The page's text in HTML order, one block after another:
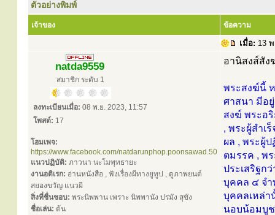
ตัวอย่างพิมพ์
เจ้าของ ข้อความ
เมื่อ: 13
natda9559
สมาชิก ระดับ 1
ลงทะเบียนเมื่อ: 08 พ.ย. 2023, 11:57
โพสต์: 17
โฮมเพจ:
https://www.facebook.com/natdarunphop.poonsawad.50
แนวปฏิบัติ: ภาวนา นะโมพุทธายะ
งานอดิเรก: อ่านหนังสือ , ฟังเรื่องผีทางยูทูป , ดูภาพยนต์
สยองขวัญ แนวผี
สิ่งที่ชื่นชอบ: พระนิพพาน เพราะ นิพพานัง ปรมัง สุขัง
ชื่อเล่น: ต้น
อานิสงส์สัง
พระสงฆ์นี้
ศาสนา มีอ
สงฆ์ พระอ
, พระผู้สำเ
ผล , พระผู้
ตมรรค , พ
ประเสริฐก
บุคคล ๔ จำ
บุคคลเหล่า
นอบน้อมบูช